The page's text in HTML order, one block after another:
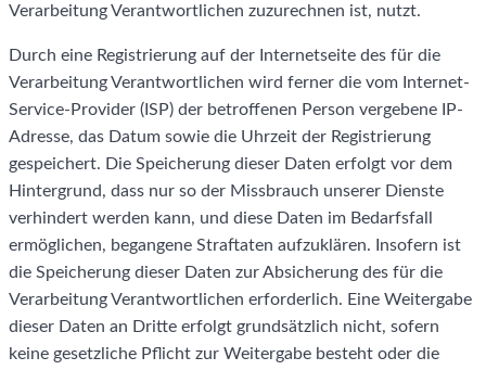
Verarbeitung Verantwortlichen zuzurechnen ist, nutzt.
Durch eine Registrierung auf der Internetseite des für die
Verarbeitung Verantwortlichen wird ferner die vom Internet-
Service-Provider (ISP) der betroffenen Person vergebene IP-
Adresse, das Datum sowie die Uhrzeit der Registrierung
gespeichert. Die Speicherung dieser Daten erfolgt vor dem
Hintergrund, dass nur so der Missbrauch unserer Dienste
verhindert werden kann, und diese Daten im Bedarfsfall
ermöglichen, begangene Straftaten aufzuklären. Insofern ist
die Speicherung dieser Daten zur Absicherung des für die
Verarbeitung Verantwortlichen erforderlich. Eine Weitergabe
dieser Daten an Dritte erfolgt grundsätzlich nicht, sofern
keine gesetzliche Pflicht zur Weitergabe besteht oder die